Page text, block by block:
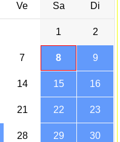
Ve Sa Di
1 2
7 8 9
14 15 16
21 22 23
28 29 30